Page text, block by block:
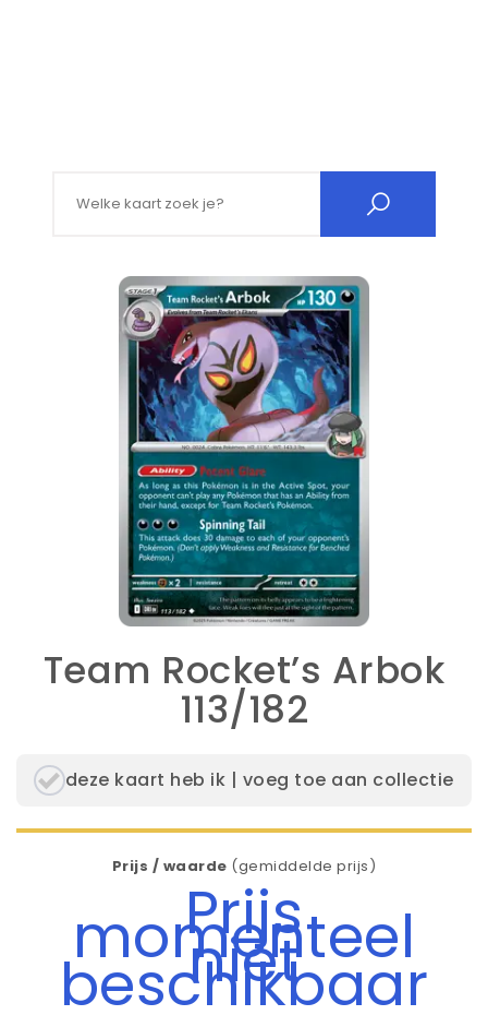
Team Rocket’s Arbok
113/182
deze kaart heb ik | voeg toe aan collectie
Prijs / waarde (gemiddelde prijs)
Prijs
momenteel
niet
beschikbaar